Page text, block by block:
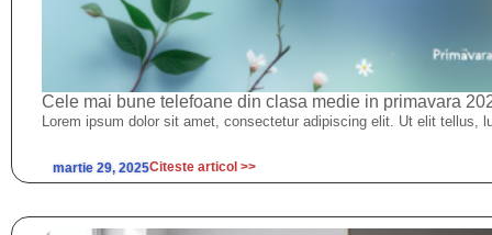
Cele mai bune telefoane din clasa medie in primavara
Lorem ipsum dolor sit amet, consectetur adipiscing elit. Ut elit tellus,
martie 29, 2025Citeste articol >>